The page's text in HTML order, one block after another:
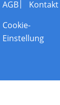
AGB
Kontakt
Cookie-
Einstellung